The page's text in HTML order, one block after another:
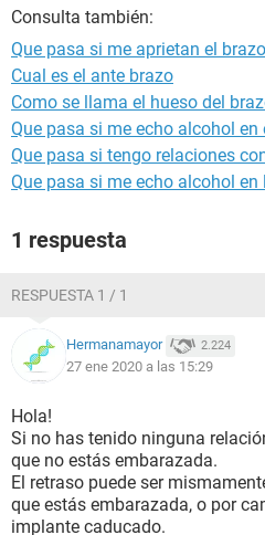
Consulta también:
Que pasa si me aprietan el
Cual es el ante brazo
Como se llama el hueso del
Que pasa si me echo alcohol en
Que pasa si tengo relaciones
Que pasa si me echo alcohol
1 respuesta
RESPUESTA 1 / 1
Hermanamayor 2.224
27 ene 2020 a las 15:29
Hola!
Si no has tenido ninguna
que no estás embarazada.
El retraso puede ser
que estás embarazada, o por
implante caducado.